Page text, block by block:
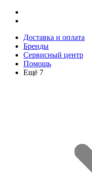
Доставка и оплата
Бренды
Сервисный центр
Помощь
Ещё 7